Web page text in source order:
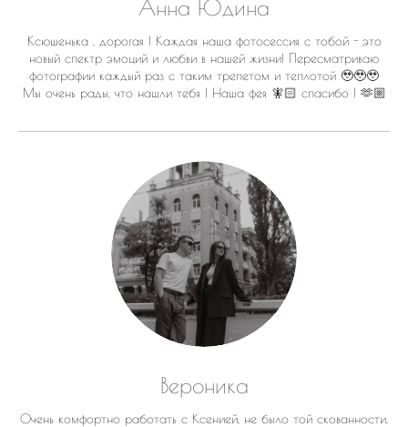
Анна Юдина
Ксюшенька , дорогая ! Каждая наша фотосессия с тобой - это
новый спектр эмоций и любви в нашей жизни! Пересматриваю
фотографии каждый раз с таким трепетом и теплотой 🥹🥹🥹
Мы очень рады, что нашли тебя ! Наша фея 🧚🏻 спасибо ! 🫶🏼
Вероника
Очень комфортно работать с Ксенией, не было той скованности,